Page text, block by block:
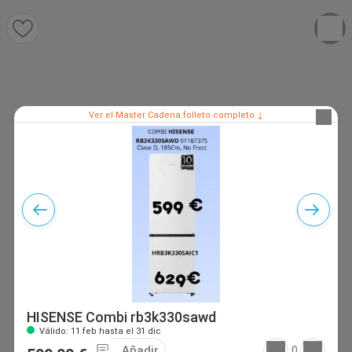
Ver el Master Cadena folleto completo ↓
HISENSE Combi rb3k330sawd
Válido: 11 feb hasta el 31 dic